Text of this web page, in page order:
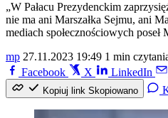
„W Pałacu Prezydenckim
nie ma ani Marszałka Sejmu, ani
mediach społecznościowych poseł
mp 27.11.2023 19:49 1 min
Facebook
X LinkedIn
Kopiuj link Skopiowano